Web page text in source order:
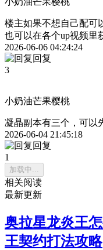
楼主如果不想自己配可
也可以在各个up视频里
2026-06-06 04:24:24
回复
3
小奶油芒果樱桃
凝晶副本有三个，可以
2026-06-04 21:45:18
回复
1
加载中...
相关阅读
最新更新
奥拉星龙炎王
王契约打法攻略